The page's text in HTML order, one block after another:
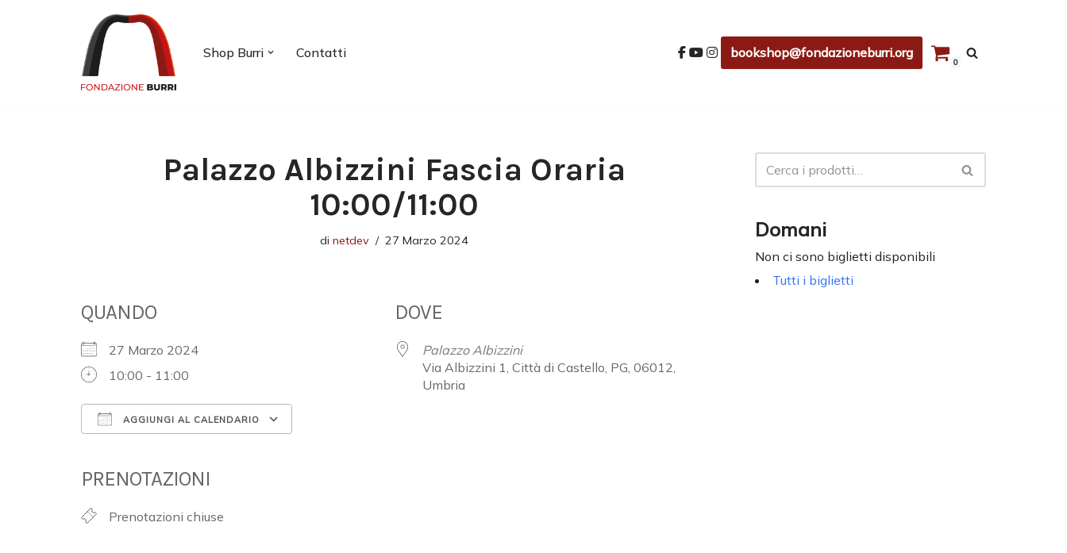
Shop Burri Contatti bookshop@fondazioneburri.org
0
Palazzo Albizzini Fascia Oraria
10:00/11:00
di netdev 27 Marzo 2024
QUANDO
27 Marzo 2024
10:00 - 11:00
AGGIUNGI AL CALENDARIO
PRENOTAZIONI
Prenotazioni chiuse
DOVE
Palazzo Albizzini
Via Albizzini 1, Città di Castello, PG, 06012,
Umbria
Domani
Non ci sono biglietti disponibili
Tutti i biglietti